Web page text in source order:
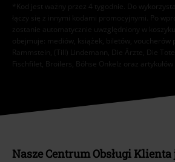
*Kod jest ważny przez 4 tygodnie. Do
łączy się z innymi kodami promocyjnymi. Po
zostanie automatycznie uwzględniony w
obejmuje: mediów, książek, biletów, voucherów
Rammstein, (Till) Lindemann, Die Ärzte, Die
Fischfilet, Broilers, Böhse Onkelz oraz
Nasze Centrum Obsługi